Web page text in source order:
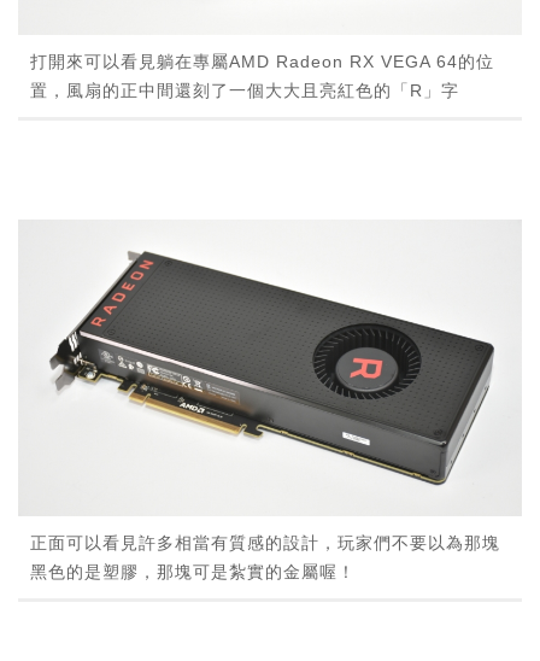
打開來可以看見躺在專屬AMD Radeon RX VEGA 64的位
置，風扇的正中間還刻了一個大大且亮紅色的「R」字
正面可以看見許多相當有質感的設計，玩家們不要以為那塊
黑色的是塑膠，那塊可是紮實的金屬喔！